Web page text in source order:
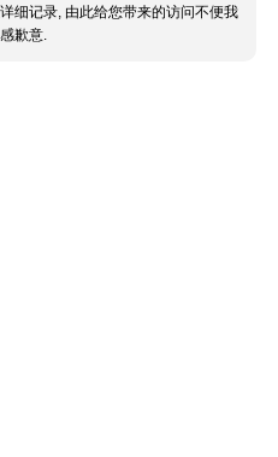
细记录, 由此给您带来的访问不便我
歉意.